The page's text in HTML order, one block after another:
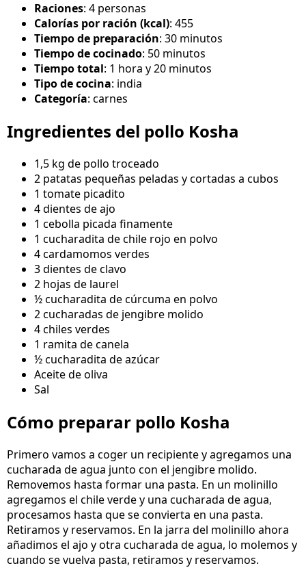
Raciones: 4 personas
Calorías por ración (kcal): 455
Tiempo de preparación: 30 minutos
Tiempo de cocinado: 50 minutos
Tiempo total: 1 hora y 20 minutos
Tipo de cocina: india
Categoría: carnes
Ingredientes del pollo Kosha
1,5 kg de pollo troceado
2 patatas pequeñas peladas y cortadas a cubos
1 tomate picadito
4 dientes de ajo
1 cebolla picada finamente
1 cucharadita de chile rojo en polvo
4 cardamomos verdes
3 dientes de clavo
2 hojas de laurel
½ cucharadita de cúrcuma en polvo
2 cucharadas de jengibre molido
4 chiles verdes
1 ramita de canela
½ cucharadita de azúcar
Aceite de oliva
Sal
Cómo preparar pollo Kosha
Primero vamos a coger un recipiente y agregamos una
cucharada de agua junto con el jengibre molido.
Removemos hasta formar una pasta. En un molinillo
agregamos el chile verde y una cucharada de agua,
procesamos hasta que se convierta en una pasta.
Retiramos y reservamos. En la jarra del molinillo ahora
añadimos el ajo y otra cucharada de agua, lo molemos y
cuando se vuelva pasta, retiramos y reservamos.